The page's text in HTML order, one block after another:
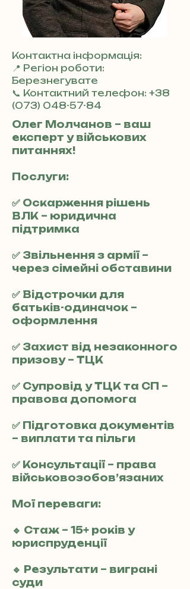
Контактна інформація:
📍 Регіон роботи:
Березнегувате
📞 Контактний телефон: +38
(073) 048-57-84
Олег Молчанов – ваш
експерт у військових
питаннях!
Послуги:
✅ Оскарження рішень
ВЛК – юридична
підтримка
✅ Звільнення з армії –
через сімейні обставини
✅ Відстрочки для
батьків-одиначок –
оформлення
✅ Захист від незаконного
призову – ТЦК
✅ Супровід у ТЦК та СП –
правова допомога
✅ Підготовка документів
– виплати та пільги
✅ Консультації – права
військовозобов’язаних
Мої переваги:
🔹 Стаж – 15+ років у
юриспруденції
🔹 Результати – виграні
суди